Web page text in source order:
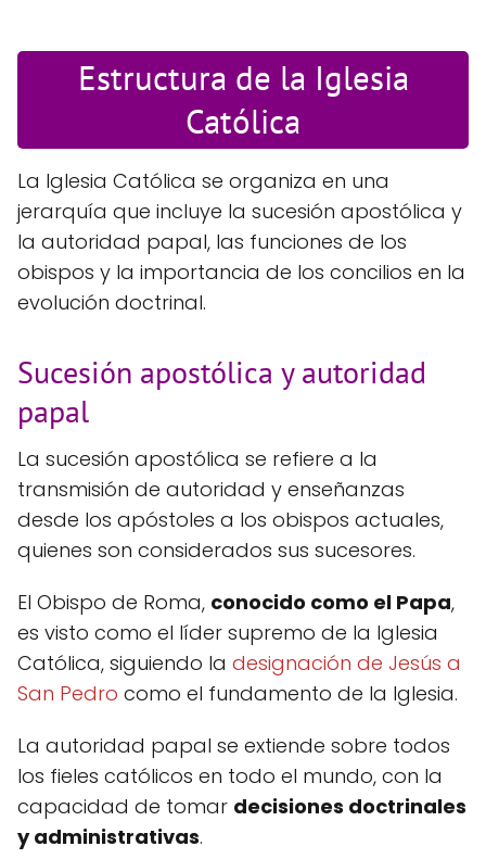
Estructura de la Iglesia
Católica
La Iglesia Católica se organiza en una
jerarquía que incluye la sucesión apostólica y
la autoridad papal, las funciones de los
obispos y la importancia de los concilios en la
evolución doctrinal.
Sucesión apostólica y autoridad
papal
La sucesión apostólica se refiere a la
transmisión de autoridad y enseñanzas
desde los apóstoles a los obispos actuales,
quienes son considerados sus sucesores.
El Obispo de Roma, conocido como el Papa,
es visto como el líder supremo de la Iglesia
Católica, siguiendo la designación de Jesús a
San Pedro como el fundamento de la Iglesia.
La autoridad papal se extiende sobre todos
los fieles católicos en todo el mundo, con la
capacidad de tomar decisiones doctrinales
y administrativas.